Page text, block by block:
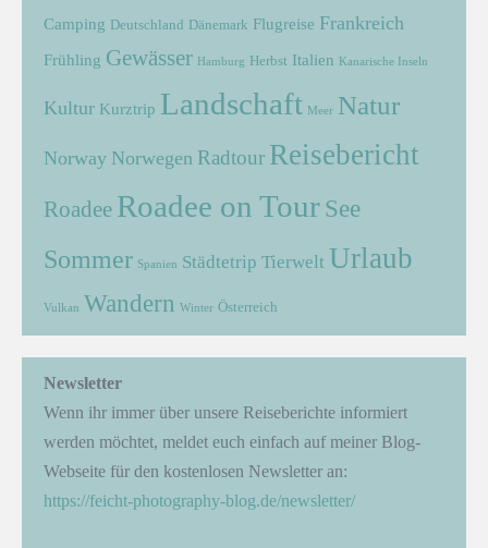
Camping Deutschland Dänemark Flugreise Frankreich
Frühling Gewässer Hamburg Herbst Italien Kanarische Inseln
Kultur Kurztrip Landschaft Meer Natur
Norway Norwegen Radtour Reisebericht
Roadee Roadee on Tour See
Sommer Spanien Städtetrip Tierwelt Urlaub
Vulkan Wandern Winter Österreich
Newsletter
Wenn ihr immer über unsere Reiseberichte informiert
werden möchtet, meldet euch einfach auf meiner Blog-
Webseite für den kostenlosen Newsletter an:
https://feicht-photography-blog.de/newsletter/